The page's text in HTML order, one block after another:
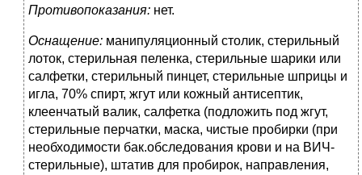
Противопоказания: нет.
Оснащение: манипуляционный столик, стерильный
лоток, стерильная пеленка, стерильные шарики или
салфетки, стерильный пинцет, стерильные шприцы и
игла, 70% спирт, жгут или кожный антисептик,
клеенчатый валик, салфетка (подложить под жгут,
стерильные перчатки, маска, чистые пробирки (при
необходимости бак.обследования крови и на ВИЧ-
стерильные), штатив для пробирок, направления,